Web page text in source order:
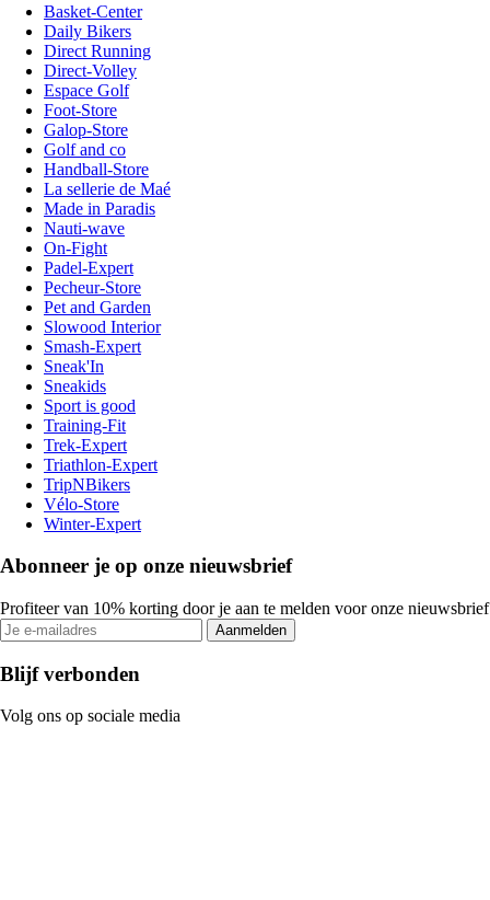
Basket-Center
Daily Bikers
Direct Running
Direct-Volley
Espace Golf
Foot-Store
Galop-Store
Golf and co
Handball-Store
La sellerie de Maé
Made in Paradis
Nauti-wave
On-Fight
Padel-Expert
Pecheur-Store
Pet and Garden
Slowood Interior
Smash-Expert
Sneak'In
Sneakids
Sport is good
Training-Fit
Trek-Expert
Triathlon-Expert
TripNBikers
Vélo-Store
Winter-Expert
Abonneer je op onze nieuwsbrief
Profiteer van 10% korting door je aan te melden voor onze nieuwsbrief
Aanmelden
Blijf verbonden
Volg ons op sociale media